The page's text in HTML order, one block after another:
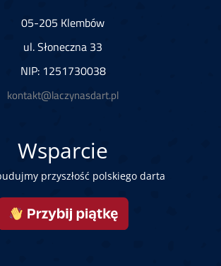
05-205 Klembów
ul. Słoneczna 33
NIP: 1251730038
kontakt@laczynasdart.pl
Wsparcie
przyszłość polskiego darta